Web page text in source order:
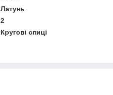
Латунь
2
Кругові спиці